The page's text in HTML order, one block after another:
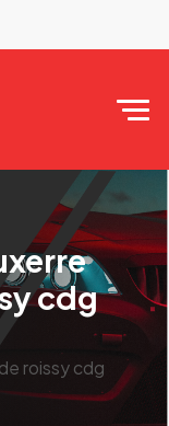
cdg
roissy cdg